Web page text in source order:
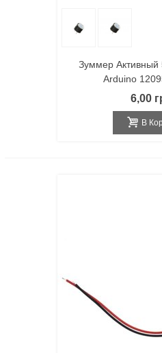
Зуммер Активный
Arduino
6,00
В